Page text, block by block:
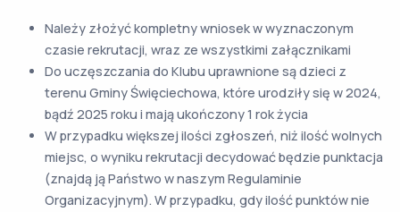
Należy złożyć kompletny wniosek w wyznaczonym
czasie rekrutacji, wraz ze wszystkimi załącznikami
Do uczęszczania do Klubu uprawnione są dzieci z
terenu Gminy Święciechowa, które urodziły się w 2024,
bądź 2025 roku i mają ukończony 1 rok życia
W przypadku większej ilości zgłoszeń, niż ilość wolnych
miejsc, o wyniku rekrutacji decydować będzie punktacja
(znajdą ją Państwo w naszym Regulaminie
Organizacyjnym). W przypadku, gdy ilość punktów nie